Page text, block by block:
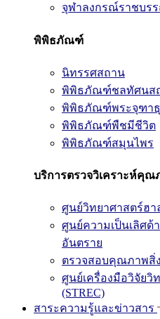
จุฬาลงกรณ์ราชบร
พิพิธภัณฑ์
นิทรรศสถาน
พิพิธภัณฑ์ชลทัศนส
พิพิธภัณฑ์พระจุฑา
พิพิธภัณฑ์พืชมีชีวิต
พิพิธภัณฑ์สมุนไพร
บริการตรวจวิเคราะห์คุณ
ศูนย์วิทยาศาสตร์ฮา
ศูนย์ความเป็นเลิศด้
อันตราย
ตรวจสอบคุณภาพสิ่
ศูนย์เครื่องมือวิจัยวิ
(STREC)
สาระความรู้และข่าวสาร